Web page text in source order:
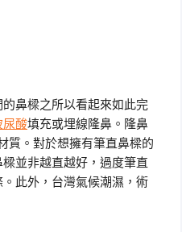
鼻樑之所以看起來如此完
尿酸填充或埋線隆鼻。隆鼻
質。對於想擁有筆直鼻樑的
並非越直越好，過度筆直
此外，台灣氣候潮濕，術